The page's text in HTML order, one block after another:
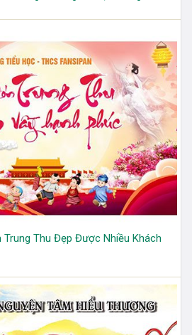
Trung Thu Đẹp Được Nhiều Khách